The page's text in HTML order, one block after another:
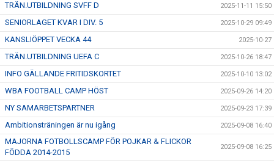
TRÄN.UTBILDNING SVFF D 2025-11-11 15:50
SENIORLAGET KVAR I DIV. 5 2025-10-29 09:49
KANSLIÖPPET VECKA 44 2025-10-27
TRÄN.UTBILDNING UEFA C 2025-10-26 18:47
INFO GÄLLANDE FRITIDSKORTET 2025-10-10 13:02
WBA FOOTBALL CAMP HÖST 2025-09-26 14:20
NY SAMARBETSPARTNER 2025-09-23 17:39
Ambitionsträningen är nu igång 2025-09-08 16:40
MAJORNA FOTBOLLSCAMP FÖR POJKAR & FLICKOR
FÖDDA 2014-2015
2025-09-08 16:25